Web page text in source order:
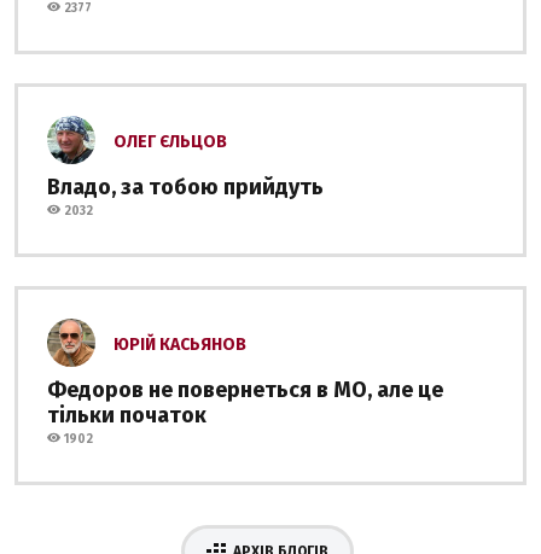
2377
ОЛЕГ ЄЛЬЦОВ
Владо, за тобою прийдуть
2032
ЮРІЙ КАСЬЯНОВ
Федоров не повернеться в МО, але це
тільки початок
1902